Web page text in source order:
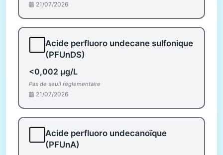
21/07/2026
Acide perfluoro undecane sulfonique
(PFUnDS)
<0,002 µg/L
Pas de seuil réglementaire
21/07/2026
Acide perfluoro undecanoïque
(PFUnA)